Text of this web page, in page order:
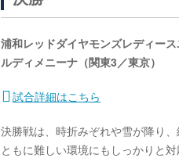
浦和レッドダイヤモンズレディー
ルディメニーナ（関東3／東京）
試合詳細はこちら
決勝戦は、時折みぞれや雪が降り
ともに難しい環境にもしっかりと